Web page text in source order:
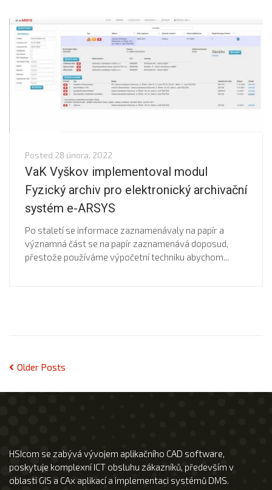
Posted 28 února, 2022
VaK Vyškov implementoval modul
Fyzický archiv pro elektronický archivační
systém e-ARSYS
Po staletí se informace zaznamenávaly na papír a
významná část se na papír zaznamenává doposud,
přestože používáme výpočetní techniku abychom...
Older Posts
HSIcom se zabývá vývojem aplikačního CAD software,
poskytuje komplexní ICT obsluhu zákazníků, především v
oblasti GIS a CAx aplikací a implementaci systémů DMS.